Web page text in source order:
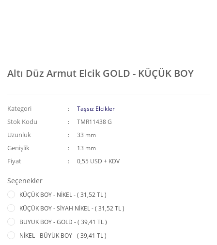
Altı Düz Armut Elcik GOLD - KÜÇÜK BOY
Kategori Taşsız Elcikler
Stok Kodu TMR11438 G
Uzunluk 33 mm
Genişlik 13 mm
Fiyat 0,55 USD + KDV
Seçenekler
KÜÇÜK BOY - NİKEL - ( 31,52 TL )
KÜÇÜK BOY - SİYAH NİKEL - ( 31,52 TL )
BÜYÜK BOY - GOLD - ( 39,41 TL )
NİKEL - BÜYÜK BOY - ( 39,41 TL )